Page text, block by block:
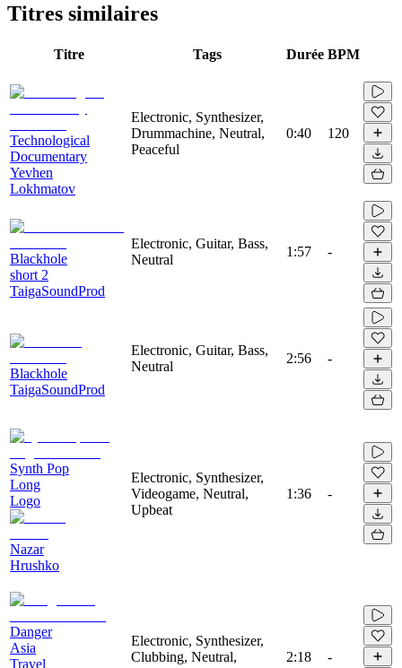
Titres similaires
Titre Tags Durée BPM
Technological
Documentary
Yevhen
Lokhmatov
Electronic, Synthesizer,
Drummachine, Neutral,
Peaceful
0:40 120
Blackhole
short 2
TaigaSoundProd
Electronic, Guitar, Bass,
Neutral
1:57 -
Blackhole
TaigaSoundProd
Electronic, Guitar, Bass,
Neutral
2:56 -
Synth Pop
Long
Logo
Nazar
Hrushko
Electronic, Synthesizer,
Videogame, Neutral,
Upbeat
1:36 -
Danger
Asia
Travel
Electronic, Synthesizer,
Clubbing, Neutral,
2:18 -